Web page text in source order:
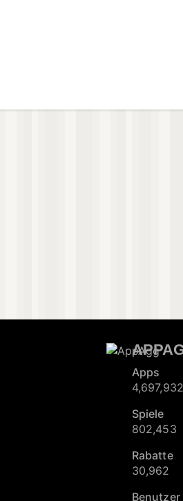
Apps
4,697,932
Spiele
802,453
Rabatte
30,962
Benutzer